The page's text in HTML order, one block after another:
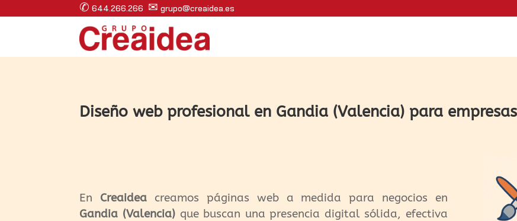
✆ 644.266.266 ✉ grupo@creaidea.es
Diseño web profesional en Gandia (Valencia) para
En Creaidea creamos páginas web a medida para negocios en
Gandia (Valencia)que buscan una presencia digital sólida, efectiva